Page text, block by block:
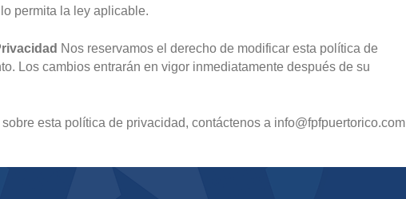
permita la ley aplicable.
Nos reservamos el derecho de modificar esta política de
Los cambios entrarán en vigor inmediatamente después de su
esta política de privacidad, contáctenos a info@fpfpuertorico.com